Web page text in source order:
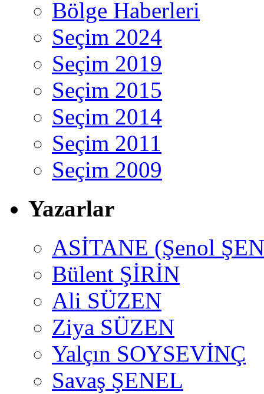
Bölge Haberleri
Seçim 2024
Seçim 2019
Seçim 2015
Seçim 2014
Seçim 2011
Seçim 2009
Yazarlar
ASİTANE (Şenol
Bülent ŞİRİN
Ali SÜZEN
Ziya SÜZEN
Yalçın SOYSEVİNÇ
Savaş ŞENEL